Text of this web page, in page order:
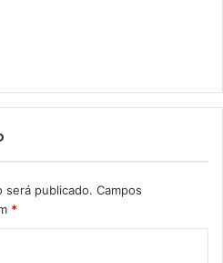
será publicado. Campos
*